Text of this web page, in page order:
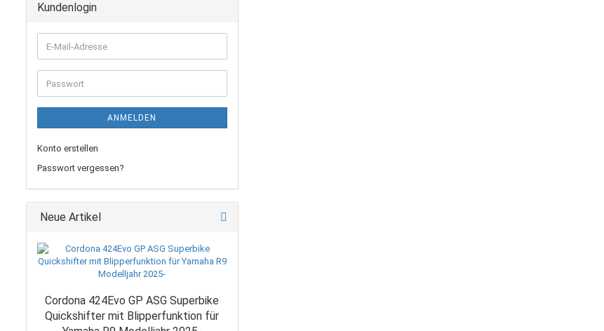
Kundenlogin
E-
Mail-
Adresse
Passwort
ANMELDEN
Konto erstellen
Passwort vergessen?
Neue Artikel
Cordona 424Evo GP ASG Superbike
Quickshifter mit Blipperfunktion für